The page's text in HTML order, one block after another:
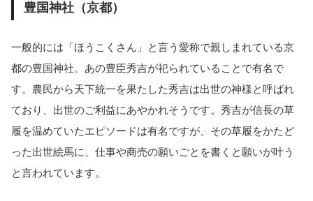
豊国神社（京都）
一般的には「ほうこくさん」と言う愛称で親しまれている京
都の豊国神社。あの豊臣秀吉が祀られていることで有名で
す。農民から天下統一を果たした秀吉は出世の神様と呼ばれ
ており、出世のご利益にあやかれそうです。秀吉が信長の草
履を温めていたエピソードは有名ですが、その草履をかたど
った出世絵馬に、仕事や商売の願いごとを書くと願いが叶う
と言われています。